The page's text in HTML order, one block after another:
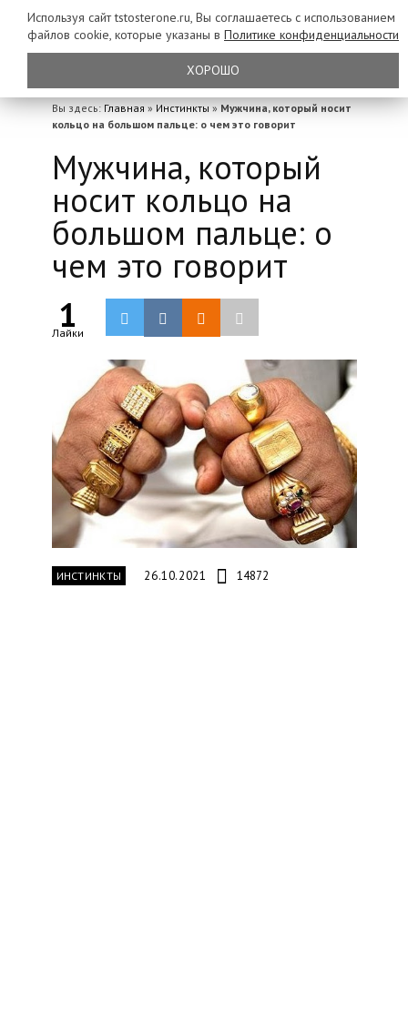
Вы здесь: Главная » Инстинкты » Мужчина, который носит
кольцо на большом пальце: о чем это говорит
Мужчина, который
носит кольцо на
большом пальце: о
чем это говорит
1
Лайки
ИНСТИНКТЫ 26.10.2021 14872
Используя сайт tstosterone.ru, Вы соглашаетесь с использованием
файлов cookie, которые указаны в Политике конфиденциальности
ХОРОШО